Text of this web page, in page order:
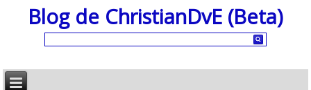
Blog de ChristianDvE (Beta)